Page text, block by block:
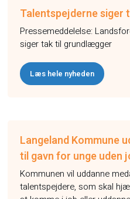
Talentspejderne
Pressemeddelelse:
siger tak til grundlægger
Læs hele nyheden
Langeland Kommune
til gavn for unge uden
Kommunen vil uddanne
talentspejdere, som skal